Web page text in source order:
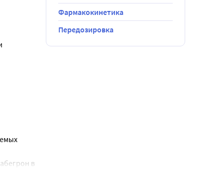
с
CYP3A,
тяжелой
в
Фармакокинетика
Передозировка